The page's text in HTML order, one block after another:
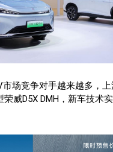
市场竞争对手越来越多，
荣威D5X DMH，新车技术